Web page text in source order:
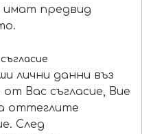
имат предвид
лични данни въз
Вас съгласие, Вие
оттеглите
След